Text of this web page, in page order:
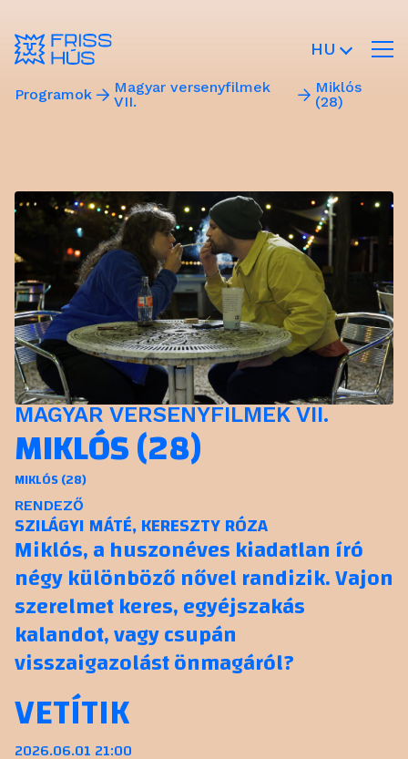
HU
Programok
Magyar versenyfilmek
VII.
Miklós
(28)
MAGYAR VERSENYFILMEK VII.
MIKLÓS (28)
MIKLÓS (28)
RENDEZŐ
SZILÁGYI MÁTÉ, KERESZTY RÓZA
Miklós, a huszonéves kiadatlan író
négy különböző nővel randizik. Vajon
szerelmet keres, egyéjszakás
kalandot, vagy csupán
visszaigazolást önmagáról?
VETÍTIK
2026.06.01 21:00